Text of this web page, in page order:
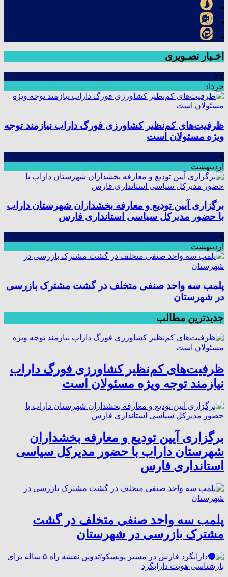
اخـبار تصـویری
۲۸
خرداد
ظرفیت‌های کم‌نظیر کشاورزی فورگ داراب نیازمند توجه
ویژه مسئولان است
۰۹
اردیبهشت
برگزاری آیین تودیع و معارفه بخشداران شهرستان داراب
با حضور مدیرکل سیاسی استانداری فارس
۰۹
اردیبهشت
پلمب سه واحد صنفی متخلف در گشت مشترک بازرسی
در شهرستان
جدیدترین مطالب
ظرفیت‌های کم‌نظیر کشاورزی فورگ داراب
نیازمند توجه ویژه مسئولان است
برگزاری آیین تودیع و معارفه بخشداران
شهرستان داراب با حضور مدیرکل سیاسی
استانداری فارس
پلمب سه واحد صنفی متخلف در گشت
مشترک بازرسی در شهرستان